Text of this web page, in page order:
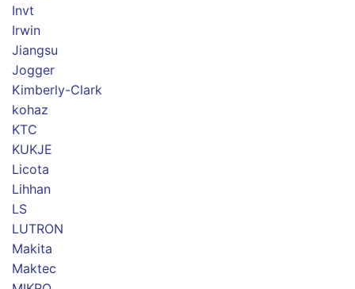
Invt
Irwin
Jiangsu
Jogger
Kimberly-Clark
kohaz
KTC
KUKJE
Licota
Lihhan
LS
LUTRON
Makita
Maktec